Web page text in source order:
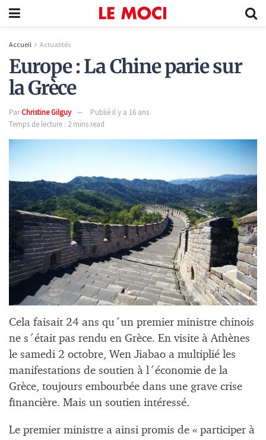
Accueil Actualités
Europe : La Chine parie sur
la Grèce
ParChristine Gilguy
Publié il y a 16 ans
Temps de lecture : 2 mins read
Cela faisait 24 ans qu´un premier ministre chinois
ne s´était pas rendu en Grèce. En visite à Athènes
le samedi 2 octobre, Wen Jiabao a multiplié les
manifestations de soutien à l´économie de la
Grèce, toujours embourbée dans une grave crise
financière. Mais un soutien intéressé.
Le premier ministre a ainsi promis de « participer à